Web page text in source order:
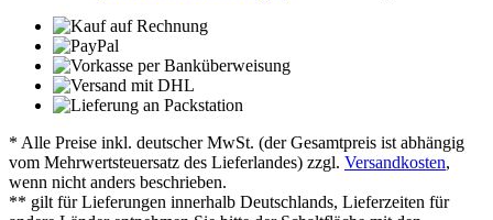
* Alle Preise inkl. deutscher MwSt. (der Gesamtpreis ist abhängig
vom Mehrwertsteuersatz des Lieferlandes) zzgl. Versandkosten,
wenn nicht anders beschrieben.
** gilt für Lieferungen innerhalb Deutschlands, Lieferzeiten für